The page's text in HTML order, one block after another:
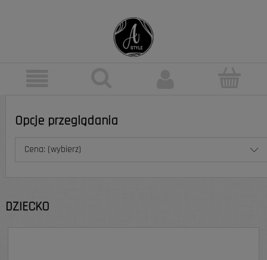
Opcje przeglądania
Cena: (wybierz)
DZIECKO